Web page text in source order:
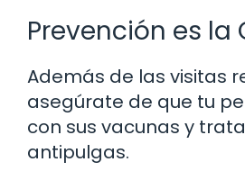
Prevención es la
Además de las visitas
asegúrate de que tu
con sus vacunas y
antipulgas.